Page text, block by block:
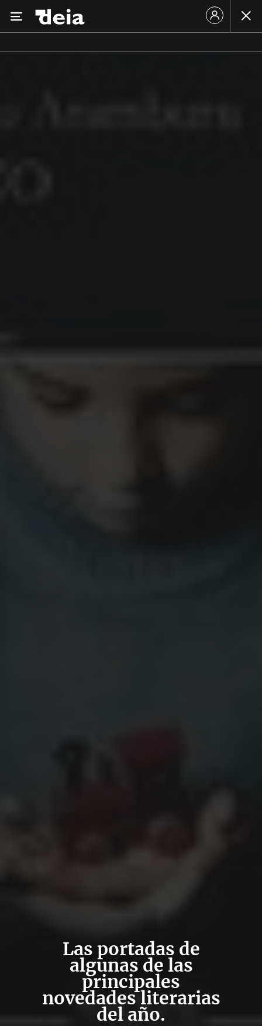
Las portadas de
algunas de las
principales
novedades literarias
del año.